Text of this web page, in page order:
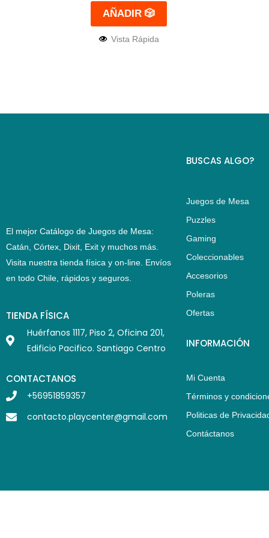
AÑADIR 🎲
Vista Rápida
El mejor Catálogo de Juegos de Mesa:
Catán, Córtex, Dixit, Exit y muchos más.
Visita nuestra tienda física y on-line. Envíos
en todo Chile, rápidos y seguros.
TIENDA FÍSICA
Huérfanos 1117, Piso 2, Oficina 201,
Edificio Pacifico. Santiago Centro
CONTACTANOS
+56951859357
contacto.playcenter@gmail.com
BUSCAS ALGO?
Juegos de Mesa
Puzzles
Gaming
Coleccionables
Accesorios
Poleras
Ofertas
INFORMACIÓN
Mi Cuenta
Términos y
Politicas de
Contáctanos